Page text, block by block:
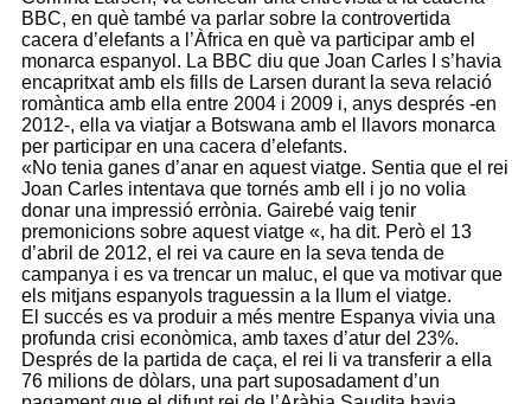
BBC, en què també va parlar sobre la controvertida
cacera d’elefants a l’Àfrica en què va participar amb el
monarca espanyol. La BBC diu que Joan Carles I s’havia
encapritxat amb els fills de Larsen durant la seva relació
romàntica amb ella entre 2004 i 2009 i, anys després -en
2012-, ella va viatjar a Botswana amb el llavors monarca
per participar en una cacera d’elefants.
«No tenia ganes d’anar en aquest viatge. Sentia que el rei
Joan Carles intentava que tornés amb ell i jo no volia
donar una impressió errònia. Gairebé vaig tenir
premonicions sobre aquest viatge «, ha dit. Però el 13
d’abril de 2012, el rei va caure en la seva tenda de
campanya i es va trencar un maluc, el que va motivar que
els mitjans espanyols traguessin a la llum el viatge.
El succés es va produir a més mentre Espanya vivia una
profunda crisi econòmica, amb taxes d’atur del 23%.
Després de la partida de caça, el rei li va transferir a ella
76 milions de dòlars, una part suposadament d’un